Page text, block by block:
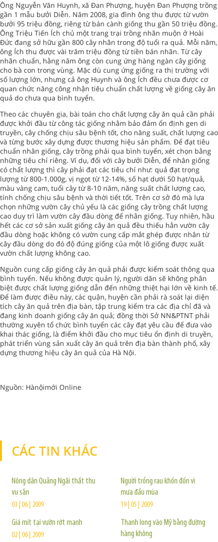
Ông Nguyễn Văn Huynh, xã Đan Phượng, huyện Đan Phượng trồng
gần 1 mẫu bưởi Diễn. Năm 2008, gia đình ông thu được từ vườn
bưởi 95 triệu đồng, riêng từ bán cành giống thu gần 50 triệu đồng.
Ông Triệu Tiến Ích chủ một trang trại trồng nhãn muộn ở Hoài
Đức đang sở hữu gần 800 cây nhãn trong độ tuổi ra quả. Mỗi năm,
ông Ích thu được vài trăm triệu đồng từ tiền bán nhãn. Từ cây
nhãn chuẩn, hằng năm ông còn cung ứng hàng ngàn cây giống
cho bà con trong vùng. Mặc dù cung ứng giống ra thị trường với
số lượng lớn, nhưng cả ông Huynh và ông Ích đều chưa được cơ
quan chức năng công nhận tiêu chuẩn chất lượng về giống cây ăn
quả do chưa qua bình tuyển.
Theo các chuyên gia, bài toán cho chất lượng cây ăn quả cần phải
được khởi đầu từ công tác giống nhằm bảo đảm ổn định gen di
truyền, cây chống chịu sâu bệnh tốt, cho năng suất, chất lượng cao
và từng bước xây dựng được thương hiệu sản phẩm. Để đạt tiêu
chuẩn nhân giống, cây trồng phải qua bình tuyển, xét chọn bằng
những tiêu chí riêng. Ví dụ, đối với cây bưởi Diễn, để nhân giống
có chất lượng thì cây phải đạt các tiêu chí như: quả đạt trọng
lượng từ 800-1.000g, vị ngọt từ 12-14%, số hạt dưới 50 hạt/quả,
màu vàng cam, tuổi cây từ 8-10 năm, năng suất chất lượng cao,
tính chống chịu sâu bệnh và thời tiết tốt. Trên cơ sở đó mà lựa
chọn những vườn cây chủ yếu là các giống cây trồng chất lượng
cao duy trì làm vườn cây đầu dòng để nhân giống. Tuy nhiên, hầu
hết các cơ sở sản xuất giống cây ăn quả đều thiếu hẳn vườn cây
đầu dòng hoặc không có vườn cung cấp mắt ghép được nhân từ
cây đầu dòng do đó độ đúng giống của một lô giống được xuất
vườn chất lượng không cao.
Nguồn cung cấp giống cây ăn quả phải được kiểm soát thông qua
bình tuyển. Nếu không được quản lý, người dân sẽ không phân
biệt được chất lượng giống dẫn đến những thiệt hại lớn về kinh tế.
Để làm được điều này, các quận, huyện cần phải rà soát lại diện
tích cây ăn quả trên địa bàn, tập trung kiểm tra các địa chỉ đã và
đang kinh doanh giống cây ăn quả; đồng thời Sở NN&PTNT phải
thường xuyên tổ chức bình tuyển các cây đạt yêu cầu để đưa vào
khai thác giống, là điểm khởi đầu cho mục tiêu ổn định di truyền,
phát triển vùng sản xuất cây ăn quả trên địa bàn thành phố, xây
dựng thương hiệu cây ăn quả của Hà Nội.
Nguồn: Hànộimới Online
CÁC TIN KHÁC
Nông dân Quảng Ngãi thất thu
vụ sắn
03 | 06 | 2009
Giá mít tại vườn rớt mạnh
02 | 06 | 2009
Người trồng rau khốn đốn vì
mưa đầu mùa
19 | 05 | 2009
Thanh long vào Mỹ bằng đường
hàng không